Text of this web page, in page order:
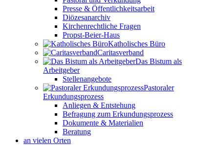
Presse & Öffentlichkeitsarbeit
Diözesanarchiv
Kirchenrechtliche Fragen
Propst-Beier-Haus
Katholisches Büro
Caritasverband
Das Bistum als
Arbeitgeber
Stellenangebote
Pastoraler
Erkundungsprozess
Anliegen & Entstehung
Befragung zum Erkundungsprozess
Dokumente & Materialien
Beratung
an vielen Orten